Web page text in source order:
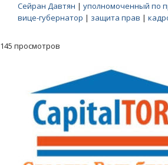
Сейран Давтян | уполномоченный по
вице-губернатор | защита прав |
145 просмотров